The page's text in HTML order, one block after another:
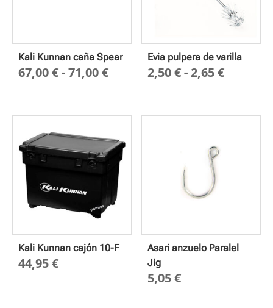
Kali Kunnan caña Spear
67,00€-71,00€Rango
desde
67,00 €
hasta
71,00 €
Evia pulpera de varilla
2,50€-2,65€Rango
desde
Kali Kunnan cajón 10-F
44,95€
Asari anzuelo Paralel
Jig
5,05€